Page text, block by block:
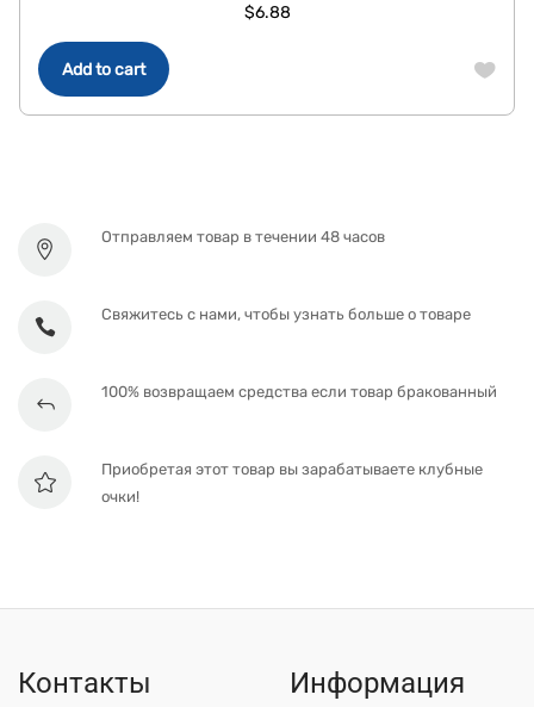
Add to cart
$6.88
Отправляем товар в течении 48 часов
Свяжитесь с нами, чтобы узнать больше о товаре
100% возвращаем средства если товар бракованный
Приобретая этот товар вы зарабатываете клубные
очки!
Контакты Информация